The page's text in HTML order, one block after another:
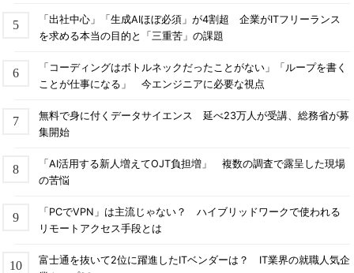
「出社中心」「生成AIほぼ必須」が4割超 企業がITフリーランス
を求める本当の目的と「三重苦」の課題
「コーディングはボトルネックだったことがない」「ループを書く
ことが仕事になる」 今エンジニアに必要な視点
無料で身に付くデータサイエンス 延べ23万人が受講、総務省が募
集開始
「AI活用する新人増えてOJT負担増」 複数の調査で露呈した現場
の苦悩
「PCでVPN」は主流じゃない？ ハイブリッドワークで使われる
リモートアクセス手段とは
富士通を抜いて2位に躍進したITベンダーは？ IT業界の就職人気企